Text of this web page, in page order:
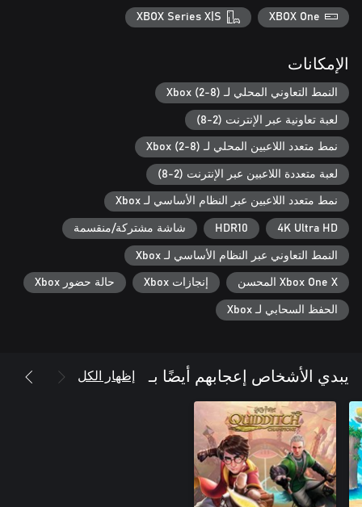
XBOX One
XBOX Series X|S
الإمكانات
النمط التعاوني المحلي لـ Xbox (2-8)
لعبة تعاونية عبر الإنترنت (2-8)
نمط متعدد اللاعبين المحلي لـ Xbox (2-8)
لعبة متعددة اللاعبين عبر الإنترنت (2-8)
نمط متعدد اللاعبين عبر النظام الأساسي لـ Xbox
4K Ultra HD
HDR10 شاشة مشتركة/منقسمة
النمط التعاوني عبر النظام الأساسي لـ Xbox
Xbox One X المحسن إنجازات Xbox حالة حضور Xbox
الحفظ السحابي لـ Xbox
يبدي الأشخاص إعجابهم أيضًا بـ إظهار الكل